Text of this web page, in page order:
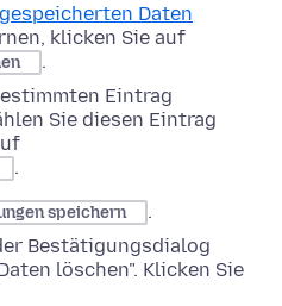
gespeicherten Daten
klicken Sie auf
.
Eintrag
Sie diesen Eintrag
.
speichern
.
Bestätigungsdialog
löschen". Klicken Sie